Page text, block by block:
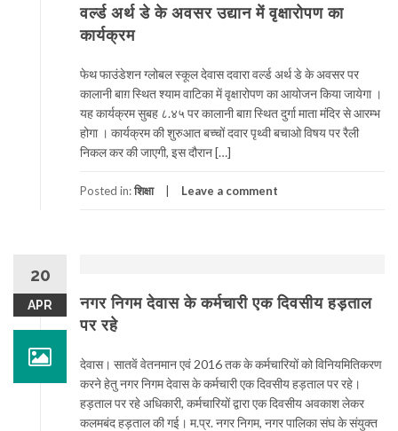
वर्ल्ड अर्थ डे के अवसर उद्यान में वृक्षारोपण का
कार्यक्रम
फेथ फाउंडेशन ग्लोबल स्कूल देवास दवारा वर्ल्ड अर्थ डे के अवसर पर
कालानी बाग़ स्थित श्याम वाटिका में वृक्षारोपण का आयोजन किया जायेगा ।
यह कार्यक्रम सुबह ८.४५ पर कालानी बाग़ स्थित दुर्गा माता मंदिर से आरम्भ
होगा । कार्यक्रम की शुरुआत बच्चों दवार पृथ्वी बचाओ विषय पर रैली
निकल कर की जाएगी, इस दौरान […]
Posted in:शिक्षा Leave a comment
20
APR
नगर निगम देवास के कर्मचारी एक दिवसीय हड़ताल
पर रहे
देवास। सातवें वेतनमान एवं 2016 तक के कर्मचारियों को विनियमितिकरण
करने हेतु नगर निगम देवास के कर्मचारी एक दिवसीय हड़ताल पर रहे।
हड़ताल पर रहे अधिकारी, कर्मचारियों द्वारा एक दिवसीय अवकाश लेकर
कलमबंद हड़ताल की गई। म.प्र. नगर निगम, नगर पालिका संघ के संयुक्त